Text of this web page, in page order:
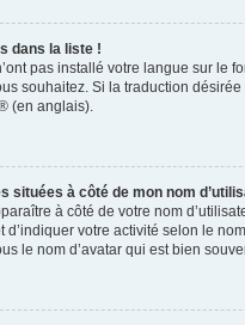
dans la liste !
pas installé votre langue sur le
souhaitez. Si la traduction
(en anglais).
situées à côté de mon nom
à côté de votre nom
d’indiquer votre activité selon le
le nom d’avatar qui est bien